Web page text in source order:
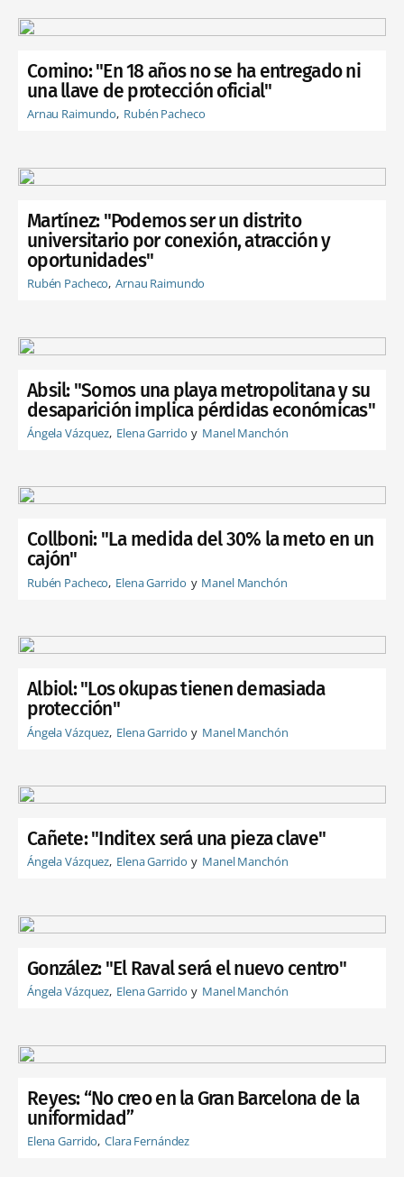
Comino: "En 18 años no se ha entregado ni
una llave de protección oficial"
Arnau Raimundo Rubén Pacheco
Martínez: "Podemos ser un distrito
universitario por conexión, atracción y
oportunidades"
Rubén Pacheco Arnau Raimundo
Absil: "Somos una playa metropolitana y su
desaparición implica pérdidas económicas"
Ángela Vázquez Elena Garrido Manel Manchón
Collboni: "La medida del 30% la meto en un
cajón"
Rubén Pacheco Elena Garrido Manel Manchón
Albiol: "Los okupas tienen demasiada
protección"
Ángela Vázquez Elena Garrido Manel Manchón
Cañete: "Inditex será una pieza clave"
Ángela Vázquez Elena Garrido Manel Manchón
González: "El Raval será el nuevo centro"
Ángela Vázquez Elena Garrido Manel Manchón
Reyes: “No creo en la Gran Barcelona de la
uniformidad”
Elena Garrido Clara Fernández